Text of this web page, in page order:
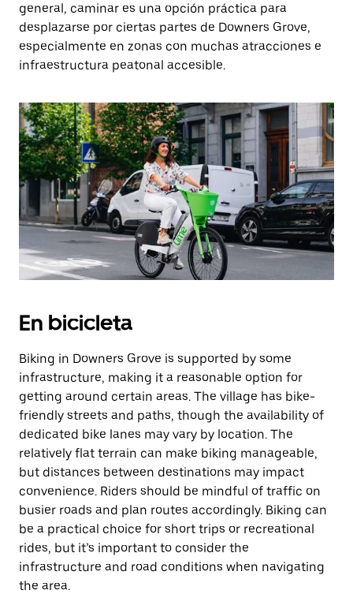
general, caminar es una opción práctica para
desplazarse por ciertas partes de Downers Grove,
especialmente en zonas con muchas atracciones e
infraestructura peatonal accesible.
En bicicleta
Biking in Downers Grove is supported by some
infrastructure, making it a reasonable option for
getting around certain areas. The village has bike-
friendly streets and paths, though the availability of
dedicated bike lanes may vary by location. The
relatively flat terrain can make biking manageable,
but distances between destinations may impact
convenience. Riders should be mindful of traffic on
busier roads and plan routes accordingly. Biking can
be a practical choice for short trips or recreational
rides, but it’s important to consider the
infrastructure and road conditions when navigating
the area.